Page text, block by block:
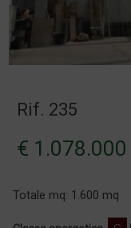
Rif. 235
€ 1.078.000
Totale mq: 1.600 mq